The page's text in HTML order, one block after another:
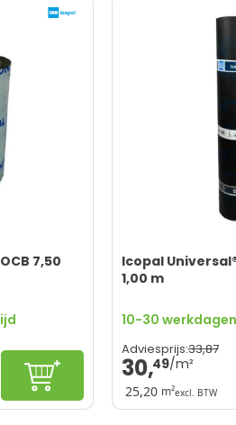
7,50
In winkelwagen
Icopal
1,00 m
10-30
Adviesprijs:33,87
30,49
25,20 m²excl. BTW